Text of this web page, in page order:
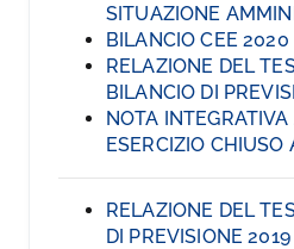
SITUAZIONE
BILANCIO CEE 2020
RELAZIONE DEL
BILANCIO DI
NOTA
ESERCIZIO
RELAZIONE DEL
DI PREVISIONE 2019